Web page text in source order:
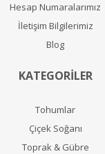
Hesap Numaralarımız
İletişim Bilgilerimiz
Blog
KATEGORİLER
Tohumlar
Çiçek Soğanı
Toprak & Gübre